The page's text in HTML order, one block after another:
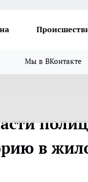
Мы в ВКонтакте
в